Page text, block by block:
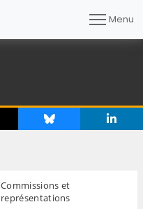
Menu
Commissions et
représentations